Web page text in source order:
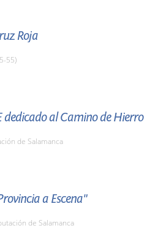
Roja
55)
dedicado al Camino de Hierro
de Salamanca
a Escena"
de Salamanca